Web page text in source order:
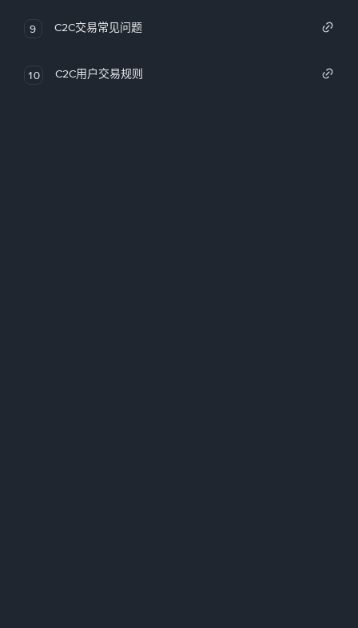
9 C2C交易常见问题
10 C2C用户交易规则